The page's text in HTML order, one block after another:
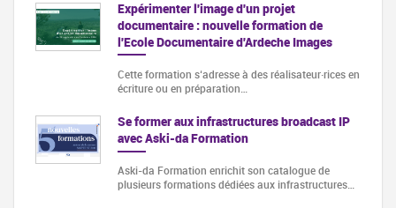
Expérimenter l'image d'un projet
documentaire : nouvelle formation de
l'Ecole Documentaire d'Ardeche Images
Cette formation s‘adresse à des réalisateur·rices en
écriture ou en préparation…
Se former aux infrastructures broadcast IP
avec Aski-da Formation
Aski-da Formation enrichit son catalogue de
plusieurs formations dédiées aux infrastructures…